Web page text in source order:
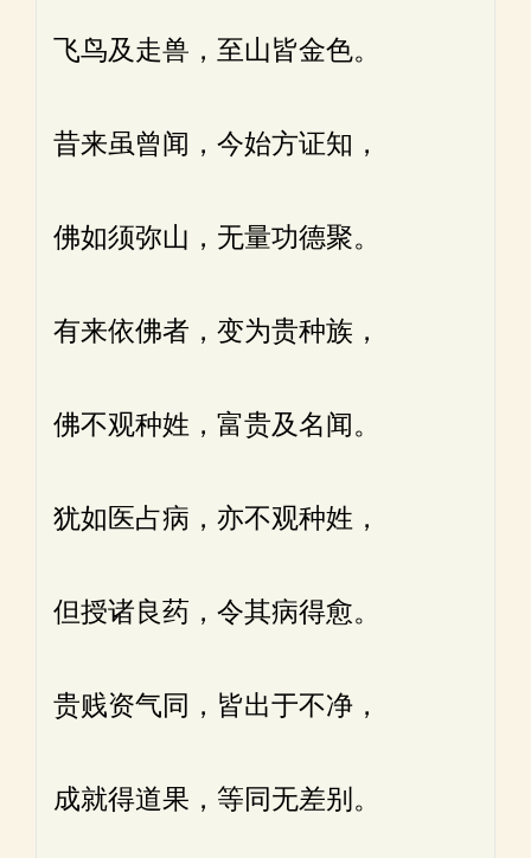
飞鸟及走兽，至山皆金色。
昔来虽曾闻，今始方证知，
佛如须弥山，无量功德聚。
有来依佛者，变为贵种族，
佛不观种姓，富贵及名闻。
犹如医占病，亦不观种姓，
但授诸良药，令其病得愈。
贵贱资气同，皆出于不净，
成就得道果，等同无差别。